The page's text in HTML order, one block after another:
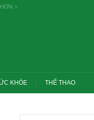
HƠN
KHỎE THỂ THAO